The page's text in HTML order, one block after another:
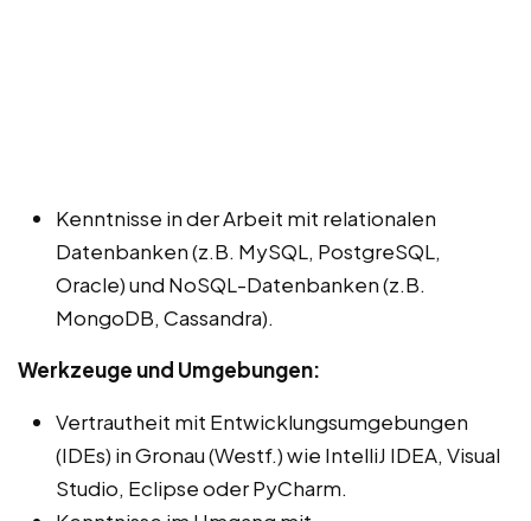
Kenntnisse in der Arbeit mit relationalen
Datenbanken (z.B. MySQL, PostgreSQL,
Oracle) und NoSQL-Datenbanken (z.B.
MongoDB, Cassandra).
Werkzeuge und Umgebungen:
Vertrautheit mit Entwicklungsumgebungen
(IDEs) in Gronau (Westf.) wie IntelliJ IDEA, Visual
Studio, Eclipse oder PyCharm.